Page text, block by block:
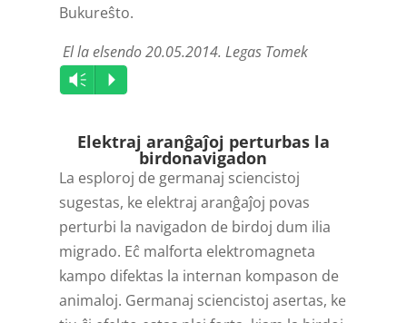
Bukureŝto.
El la elsendo 20.05.2014. Legas Tomek
Audio
Player
Vm P
Elektraj aranĝaĵoj perturbas la
birdo­navigadon
La esploroj de germanaj sciencistoj
sugestas, ke elektraj aranĝaĵoj povas
perturbi la navigadon de birdoj dum ilia
migrado. Eĉ malforta elektromagneta
kampo difektas la internan kompason de
animaloj. Germanaj sciencistoj asertas, ke